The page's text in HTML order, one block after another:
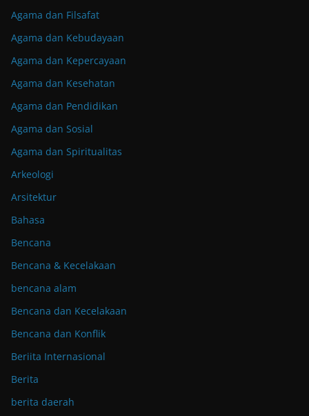
Agama dan Filsafat
Agama dan Kebudayaan
Agama dan Kepercayaan
Agama dan Kesehatan
Agama dan Pendidikan
Agama dan Sosial
Agama dan Spiritualitas
Arkeologi
Arsitektur
Bahasa
Bencana
Bencana & Kecelakaan
bencana alam
Bencana dan Kecelakaan
Bencana dan Konflik
Beriita Internasional
Berita
berita daerah